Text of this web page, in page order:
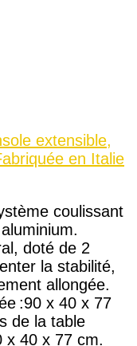
extensible,
en Italie
coulissant
doté de 2
la stabilité,
allongée.
:90 x 40 x 77
de la table
x 40 x 77 cm.